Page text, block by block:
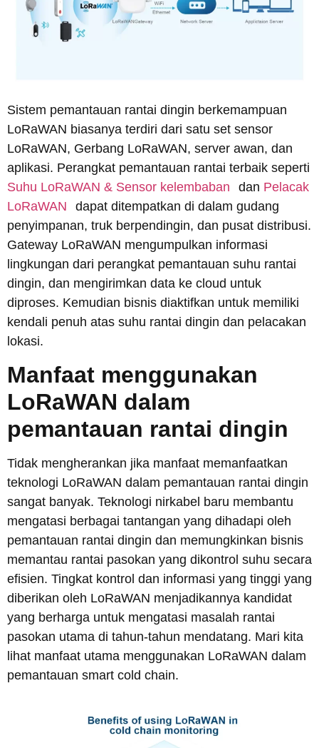
Sistem pemantauan rantai dingin berkemampuan
LoRaWAN biasanya terdiri dari satu set sensor
LoRaWAN, Gerbang LoRaWAN, server awan, dan
aplikasi. Perangkat pemantauan rantai terbaik seperti
Suhu LoRaWAN & Sensor kelembaban
dan Pelacak
LoRaWAN
dapat ditempatkan di dalam gudang
penyimpanan, truk berpendingin, dan pusat distribusi.
Gateway LoRaWAN mengumpulkan informasi
lingkungan dari perangkat pemantauan suhu rantai
dingin, dan mengirimkan data ke cloud untuk
diproses. Kemudian bisnis diaktifkan untuk memiliki
kendali penuh atas suhu rantai dingin dan pelacakan
lokasi.
Manfaat menggunakan
LoRaWAN dalam
pemantauan rantai dingin
Tidak mengherankan jika manfaat memanfaatkan
teknologi LoRaWAN dalam pemantauan rantai dingin
sangat banyak. Teknologi nirkabel baru membantu
mengatasi berbagai tantangan yang dihadapi oleh
pemantauan rantai dingin dan memungkinkan bisnis
memantau rantai pasokan yang dikontrol suhu secara
efisien. Tingkat kontrol dan informasi yang tinggi yang
diberikan oleh LoRaWAN menjadikannya kandidat
yang berharga untuk mengatasi masalah rantai
pasokan utama di tahun-tahun mendatang. Mari kita
lihat manfaat utama menggunakan LoRaWAN dalam
pemantauan smart cold chain.